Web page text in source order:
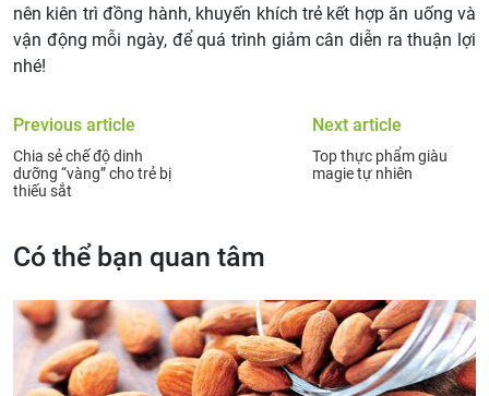
nên kiên trì đồng hành, khuyến khích trẻ kết hợp ăn uống và
vận động mỗi ngày, để quá trình giảm cân diễn ra thuận lợi
nhé!
Previous article
Chia sẻ chế độ dinh
dưỡng “vàng” cho trẻ bị
thiếu sắt
Next article
Top thực phẩm giàu
magie tự nhiên
Có thể bạn quan tâm